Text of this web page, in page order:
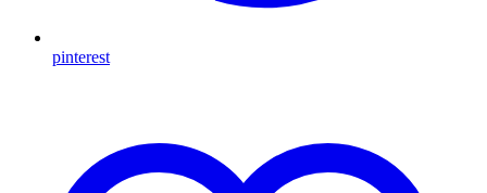
pinterest